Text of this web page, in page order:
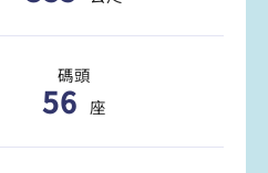
碼頭
56 座